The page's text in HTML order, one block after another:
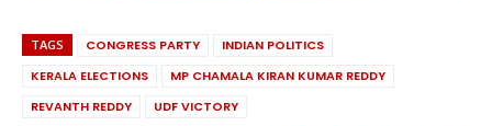
TAGS CONGRESS PARTY
INDIAN POLITICS
KERALA ELECTIONS
MP CHAMALA KIRAN KUMAR REDDY
REVANTH REDDY
UDF VICTORY